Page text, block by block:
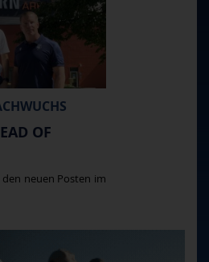
OF
neuen Posten im